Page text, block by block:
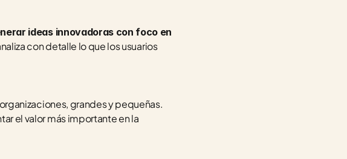
ideas innovadoras con foco en
con detalle lo que los usuarios
grandes y pequeñas.
el valor más importante en la